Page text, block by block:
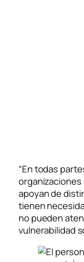
“En todas
apoyan de
tienen
no pueden
vulnerabilidad